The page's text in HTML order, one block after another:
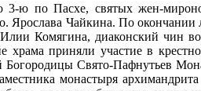
3-ю по Пасхе, святых жен-
Ярослава Чайкина. По
Комягина, диаконский чин
храма приняли участие в
Богородицы Свято-Пафнутьев
монастыря